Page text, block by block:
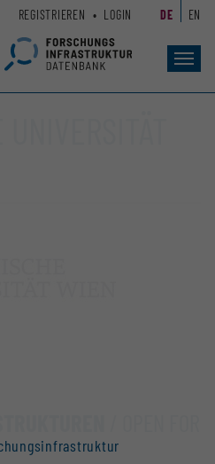
REGISTRIEREN LOGIN DE EN